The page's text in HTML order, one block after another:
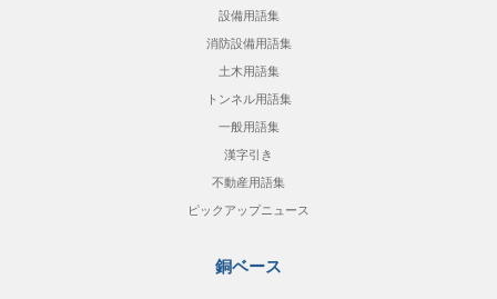
設備用語集
消防設備用語集
土木用語集
トンネル用語集
一般用語集
漢字引き
不動産用語集
ピックアップニュース
銅ベース